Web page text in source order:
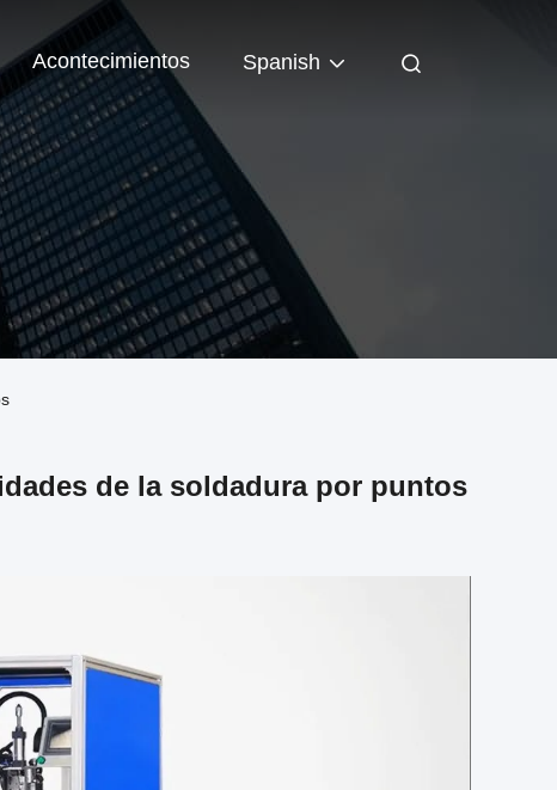
Acontecimientos Spanish
de la soldadura por puntos